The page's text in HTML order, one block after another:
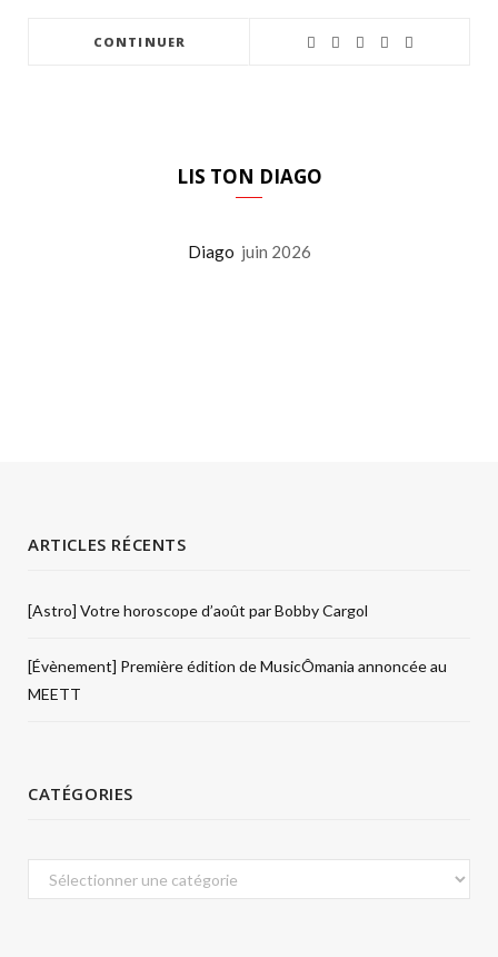
CONTINUER
LIS TON DIAGO
Diago juin 2026
ARTICLES RÉCENTS
[Astro] Votre horoscope d’août par Bobby Cargol
[Évènement] Première édition de MusicÔmania annoncée au
MEETT
CATÉGORIES
Catégories